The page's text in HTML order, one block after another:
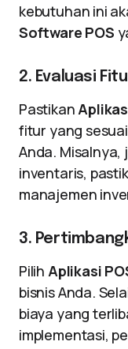
kebutuhan ini
Software POS
2. Evaluasi
Pastikan
fitur yang
Anda. Misalnya,
inventaris,
manajemen
3.
Pilih Aplikasi
bisnis Anda.
biaya yang
implementasi,